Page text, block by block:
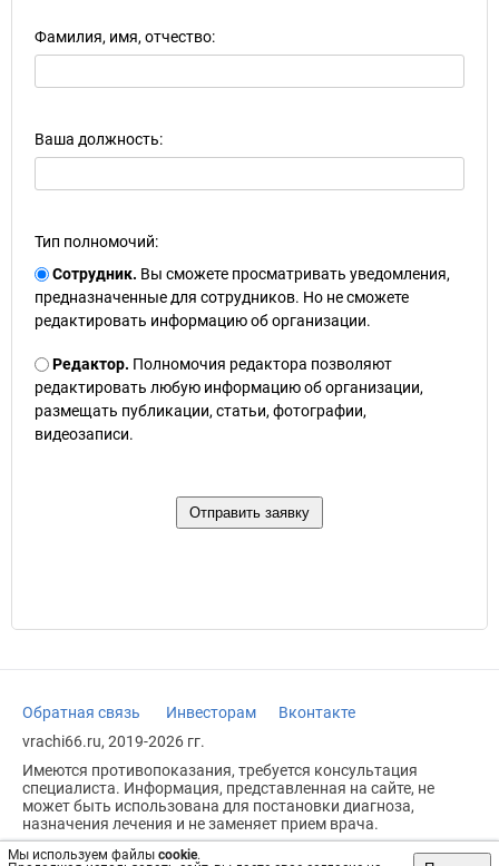
Мы используем файлы cookie.
Фамилия, имя, отчество:
Ваша должность:
Тип полномочий:
Сотрудник. Вы сможете просматривать уведомления,
предназначенные для сотрудников. Но не сможете
редактировать информацию об организации.
Редактор. Полномочия редактора позволяют
редактировать любую информацию об организации,
размещать публикации, статьи, фотографии,
видеозаписи.
Обратная связь Инвесторам
Вконтакте
vrachi66.ru, 2019-2026 гг.
Имеются противопоказания, требуется консультация
специалиста. Информация, представленная на сайте, не
может быть использована для постановки диагноза,
назначения лечения и не заменяет прием врача.
Возрастное ограничение: 18+